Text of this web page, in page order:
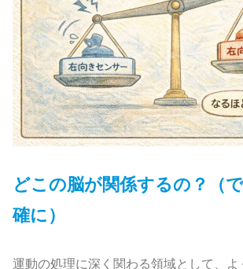
どこの脳が関係するの？（
確に）
運動の処理に深く関わる領域として、